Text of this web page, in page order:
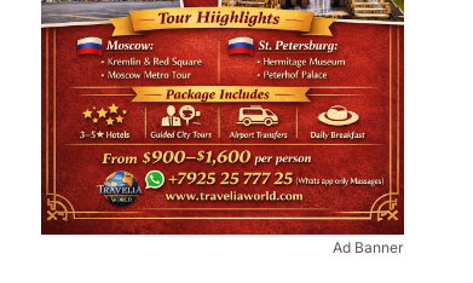
Ad Banner